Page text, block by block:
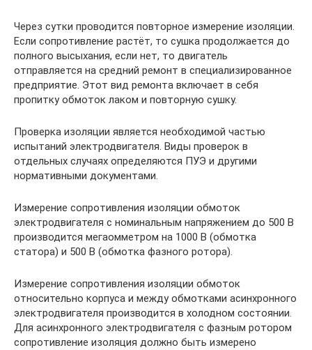
Через сутки проводится повторное измерение изоляции.
Если сопротивление растёт, то сушка продолжается до
полного высыхания, если нет, то двигатель
отправляется на средний ремонт в специализированное
предприятие. Этот вид ремонта включает в себя
пропитку обмоток лаком и повторную сушку.
Проверка изоляции является необходимой частью
испытаний электродвигателя. Виды проверок в
отдельных случаях определяются ПУЭ и другими
нормативными документами.
Измерение сопротивления изоляции обмоток
электродвигателя с номинальным напряжением до 500 В
производится мегаомметром на 1000 В (обмотка
статора) и 500 В (обмотка фазного ротора).
Измерение сопротивления изоляции обмоток
относительно корпуса и между обмотками асинхронного
электродвигателя производится в холодном состоянии.
Для асинхронного электродвигателя с фазным ротором
сопротивление изоляция должно быть измерено